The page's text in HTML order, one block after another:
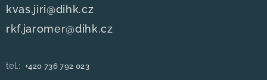
kvas.jiri@dihk.cz
rkf.jaromer@dihk.cz
tel.: +420 736 792 023